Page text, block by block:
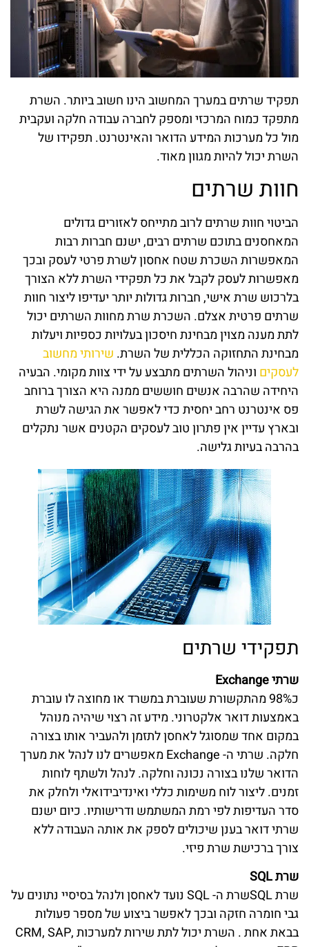
תפקיד שרתים במערך המחשוב הינו חשוב ביותר. השרת
מתפקד כמוח המרכזי ומספק לחברה עבודה חלקה ועקבית
מול כל מערכות המידע הדואר והאינטרנט. תפקידו של
השרת יכול להיות מגוון מאוד.
חוות שרתים
הביטוי חוות שרתים לרוב מתייחס לאזורים גדולים
המאחסנים בתוכם שרתים רבים, ישנם חברות רבות
המאפשרות השכרת שטח אחסון לשרת פרטי לעסק ובכך
מאפשרות לעסק לקבל את כל תפקידי השרת ללא הצורך
בלרכוש שרת אישי, חברות גדולות יותר יעדיפו ליצור חוות
שרתים פרטית אצלם. השכרת שרת מחוות השרתים יכול
לתת מענה מצוין מבחינת חיסכון בעלויות כספיות ויעלות
מבחינת התחזוקה הכללית של השרת. שירותי מחשוב
לעסקים וניהול השרתים מתבצע על ידי צוות מקומי. הבעיה
היחידה שהרבה אנשים חוששים ממנה היא הצורך ברוחב
פס אינטרנט רחב יחסית כדי לאפשר את הגישה לשרת
ובארץ עדיין אין פתרון טוב לעסקים הקטנים אשר נתקלים
בהרבה בעיות גלישה.
תפקידי שרתים
שרתי Exchange
כ98% מהתקשורת שעוברת במשרד או מחוצה לו עוברת
באמצעות דואר אלקטרוני. מידע זה רצוי שיהיה מנוהל
במקום אחד שמסוגל לאחסן לתזמן ולהעביר אותו בצורה
חלקה. שרתי ה- Exchange מאפשרים לנו לנהל את מערך
הדואר שלנו בצורה נכונה וחלקה. לנהל ולשתף לוחות
זמנים. ליצור לוח משימות כללי ואינדיבידואלי ולחלק את
סדר העדיפות לפי רמת המשתמש ודרישותיו. כיום ישנם
שרתי דואר בענן שיכולים לספק את אותה העבודה ללא
צורך ברכישת שרת פיזי.
שרת SQL
שרת SQLשרת ה- SQL נועד לאחסן ולנהל בסיסיי נתונים על
גבי חומרה חזקה ובכך לאפשר ביצוע של מספר פעולות
בבאת אחת . השרת יכול לתת שירות למערכות CRM, SAP,